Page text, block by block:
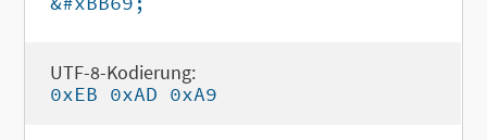
UTF-8-Kodierung:
0xEB 0xAD 0xA9